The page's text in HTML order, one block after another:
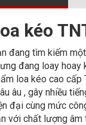
kéo
đang tìm kiếm
đang loay hoay
loa kéo cao cấp
âu , gây nhiều
đại cùng mức
với chất lượng âm